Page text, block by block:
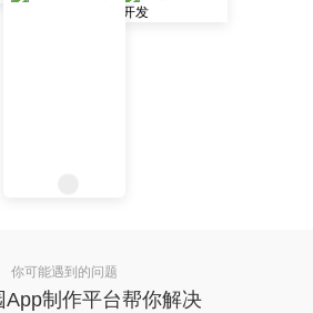
你可能遇到的问题
App制作平台帮你解决